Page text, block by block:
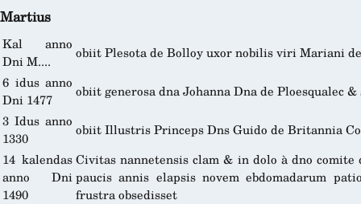
Martius
Kal anno
Dni M....
obiit Plesota de Bolloy uxor nobilis viri Mariani
6 idus anno
Dni 1477
obiit generosa dna Johanna Dna de Ploesqualec
3 Idus anno
1330
obiit Illustris Princeps Dns Guido de Britannia
14 kalendas
anno Dni
1490
Civitas nannetensis clam & in dolo à dno
paucis annis elapsis novem ebdomadarum
frustra obsedisset